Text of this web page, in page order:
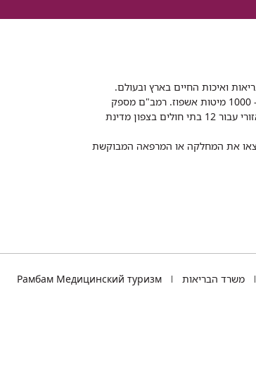
ואיכות החיים בארץ ובעולם.
רמב"ם הוא בית חולים ממשלתי אקדמי, המסונף לפקולטה לרפואה של הטכניון ומונה כ- 1000 מיטות אשפוז. רמב"ם מספק
שירותי רפואה לכ-2,700,000 תושבים, צה"ל וכוחות הביטחון, ומשמש כבית חולים על אזורי עבור 12 בתי חולים בצפון מדינת
מצאו את המחלקה או המרפאה המבוקשת
משרד הבריאות Рамбам Медицинский туризм